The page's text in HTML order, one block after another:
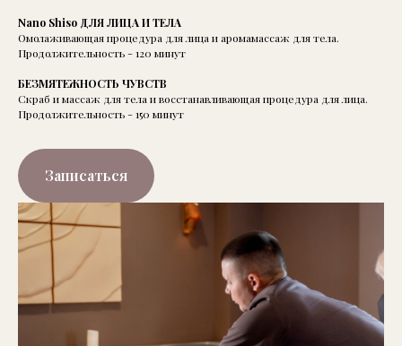
Nano Shiso ДЛЯ ЛИЦА И ТЕЛА
Омолаживающая процедура для лица и аромамассаж для тела.
Продолжительность - 120 минут
БЕЗМЯТЕЖНОСТЬ ЧУВСТВ
Скраб и массаж для тела и восстанавливающая процедура для лица.
Продолжительность - 150 минут
Записаться